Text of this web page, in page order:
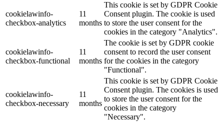
cookielawinfo-
checkbox-analytics
11
months
This cookie is set by GDPR Cookie
Consent plugin. The cookie is used
to store the user consent for the
cookies in the category "Analytics".
cookielawinfo-
checkbox-functional
11
months
The cookie is set by GDPR cookie
consent to record the user consent
for the cookies in the category
"Functional".
cookielawinfo-
checkbox-necessary
11
months
This cookie is set by GDPR Cookie
Consent plugin. The cookies is used
to store the user consent for the
cookies in the category
"Necessary".